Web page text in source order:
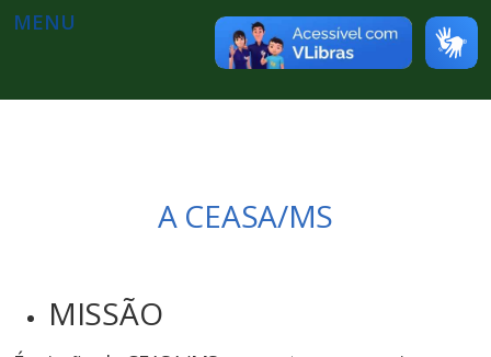
MENU
A CEASA/MS
MISSÃO